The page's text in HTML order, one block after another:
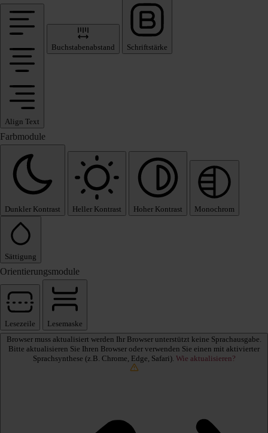
Align Text
Buchstabenabstand Schriftstärke
Farbmodule
Dunkler Kontrast Heller Kontrast Hoher Kontrast Monochrom
Sättigung
Orientierungsmodule
Lesezeile
Lesemaske
Browser muss aktualisiert werden Ihr Browser unterstützt keine Sprachausgabe.
Bitte aktualisieren Sie Ihren Browser oder verwenden Sie einen mit aktivierter
Sprachsynthese (z.B. Chrome, Edge, Safari). Wie aktualisieren?